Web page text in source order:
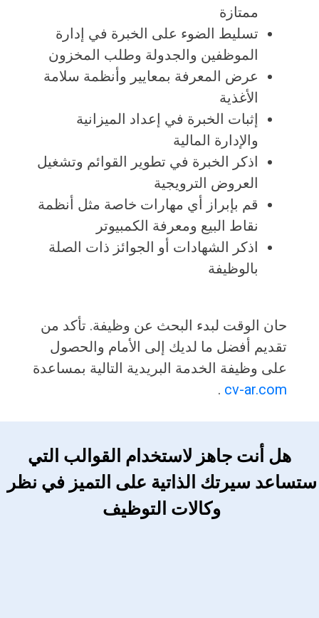
ممتازة
تسليط الضوء على الخبرة في إدارة
الموظفين والجدولة وطلب المخزون
عرض المعرفة بمعايير وأنظمة سلامة
الأغذية
إثبات الخبرة في إعداد الميزانية
والإدارة المالية
اذكر الخبرة في تطوير القوائم وتشغيل
العروض الترويجية
قم بإبراز أي مهارات خاصة مثل أنظمة
نقاط البيع ومعرفة الكمبيوتر
اذكر الشهادات أو الجوائز ذات الصلة
بالوظيفة
حان الوقت لبدء البحث عن وظيفة. تأكد من
تقديم أفضل ما لديك إلى الأمام والحصول
على وظيفة الخدمة البريدية التالية بمساعدة
cv-ar.com
.
هل أنت جاهز لاستخدام القوالب التي
ستساعد سيرتك الذاتية على التميز في نظر
وكالات التوظيف